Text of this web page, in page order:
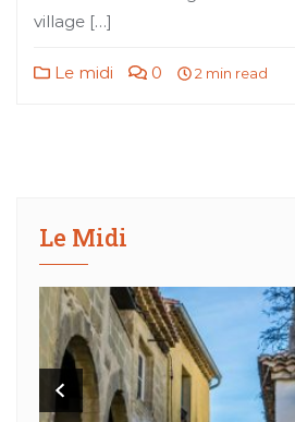
village […]
Le midi 0 2 min read
Le Midi